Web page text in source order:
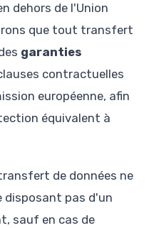
dehors de l'Union
que tout transfert
garanties
contractuelles
européenne, afin
équivalent à
de données ne
disposant pas d'un
sauf en cas de